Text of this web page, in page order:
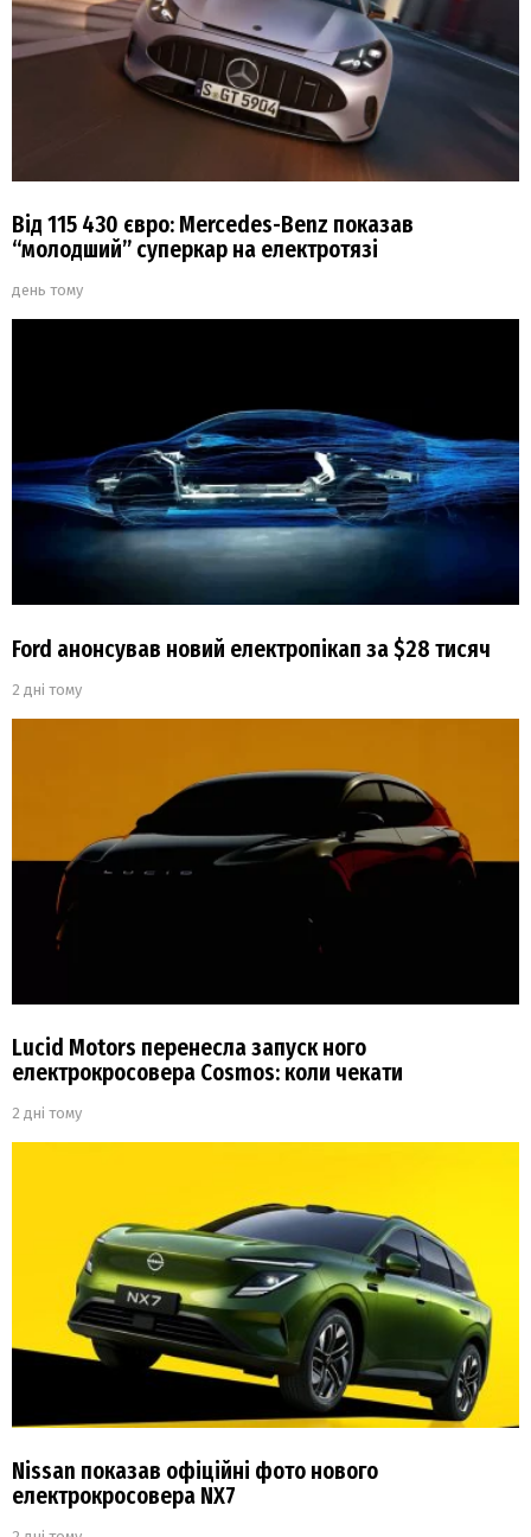
Від 115 430 євро: Mercedes-Benz показав
“молодший” суперкар на електротязі
день тому
Ford анонсував новий електропікап за $28 тисяч
2 дні тому
Lucid Motors перенесла запуск ного
електрокросовера Cosmos: коли чекати
2 дні тому
Nissan показав офіційні фото нового
електрокросовера NX7